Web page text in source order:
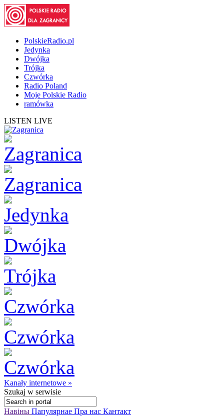
PolskieRadio.pl
Jedynka
Dwójka
Trójka
Czwórka
Radio Poland
Moje Polskie Radio
ramówka
LISTEN LIVE
Kanały internetowe »
Szukaj w serwisie
Навіны Папулярнае Пра нас Кантакт